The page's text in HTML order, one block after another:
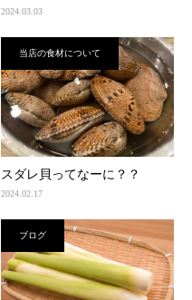
2024.03.03
当店の食材について
スダレ貝ってなーに？？
2024.02.17
ブログ